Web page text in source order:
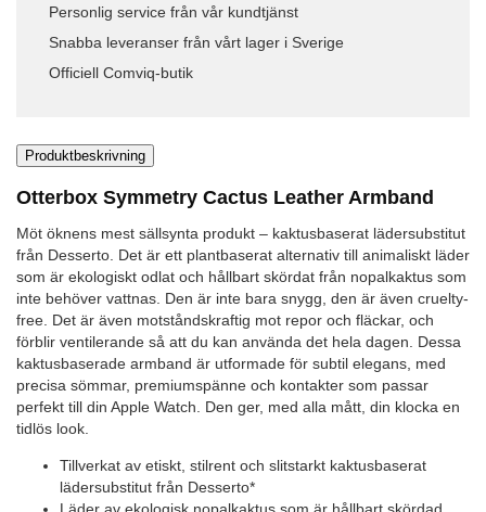
Personlig service från vår kundtjänst
Snabba leveranser från vårt lager i Sverige
Officiell Comviq-butik
Produktbeskrivning
Otterbox Symmetry Cactus Leather Armband
Möt öknens mest sällsynta produkt – kaktusbaserat lädersubstitut
från Desserto. Det är ett plantbaserat alternativ till animaliskt läder
som är ekologiskt odlat och hållbart skördat från nopalkaktus som
inte behöver vattnas. Den är inte bara snygg, den är även cruelty-
free. Det är även motståndskraftig mot repor och fläckar, och
förblir ventilerande så att du kan använda det hela dagen. Dessa
kaktusbaserade armband är utformade för subtil elegans, med
precisa sömmar, premiumspänne och kontakter som passar
perfekt till din Apple Watch. Den ger, med alla mått, din klocka en
tidlös look.
Tillverkat av etiskt, stilrent och slitstarkt kaktusbaserat
lädersubstitut från Desserto*